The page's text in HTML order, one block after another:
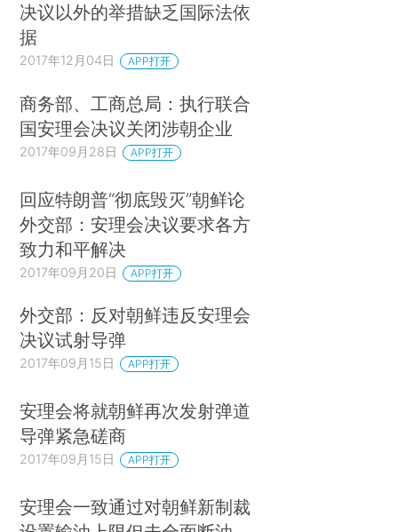
决议以外的举措缺乏国际法依
据
2017年12月04日 APP打开
商务部、工商总局：执行联合
国安理会决议关闭涉朝企业
2017年09月28日 APP打开
回应特朗普“彻底毁灭”朝鲜论
外交部：安理会决议要求各方
致力和平解决
2017年09月20日 APP打开
外交部：反对朝鲜违反安理会
决议试射导弹
2017年09月15日 APP打开
安理会将就朝鲜再次发射弹道
导弹紧急磋商
2017年09月15日 APP打开
安理会一致通过对朝鲜新制裁